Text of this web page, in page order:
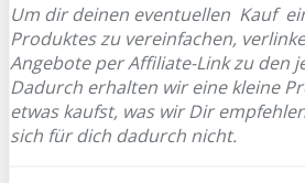
Um dir deinen eventuellen Kauf
Produktes zu vereinfachen,
Angebote per Affiliate-Link zu den
Dadurch erhalten wir eine kleine
etwas kaufst, was wir Dir
sich für dich dadurch nicht.